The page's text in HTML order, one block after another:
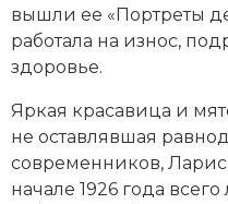
вышли ее «Портреты
работала на износ,
здоровье.
Яркая красавица и
не оставлявшая
современников,
начале 1926 года